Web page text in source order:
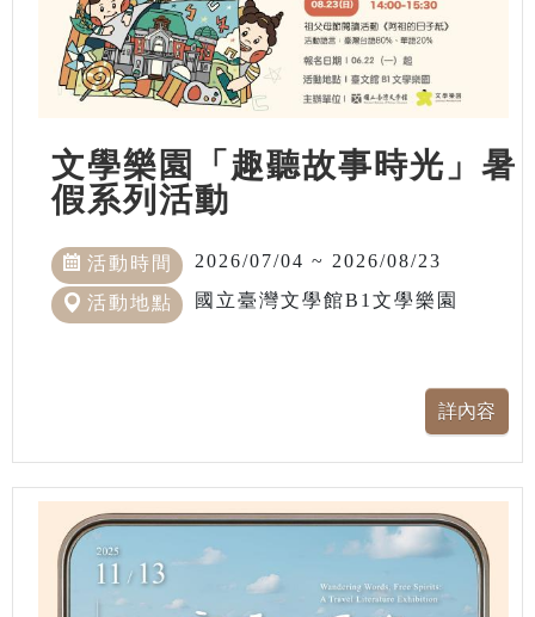
文學樂園「趣聽故事時光」暑
假系列活動
活動時間 2026/07/04 ~ 2026/08/23
活動地點 國立臺灣文學館B1文學樂園